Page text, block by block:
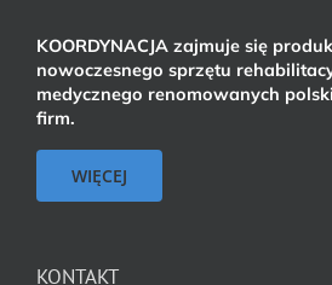
KOORDYNACJA zajmuje się
nowoczesnego sprzętu
medycznego renomowanych
firm.
WIĘCEJ
KONTAKT